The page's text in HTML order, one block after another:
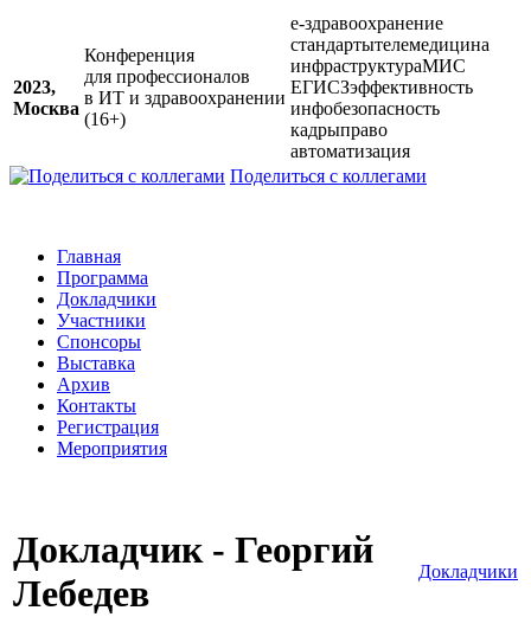
2023,
Москва
Конференция
для профессионалов
в ИТ и здравоохранении
(16+)
е-здравоохранение
стандартытелемедицина
инфраструктураМИС
ЕГИСЗэффективность
инфобезопасность
кадрыправо
автоматизация
Поделиться с коллегами
Главная
Программа
Докладчики
Участники
Спонсоры
Выставка
Архив
Контакты
Регистрация
Мероприятия
Докладчик - Георгий
Лебедев
Докладчики